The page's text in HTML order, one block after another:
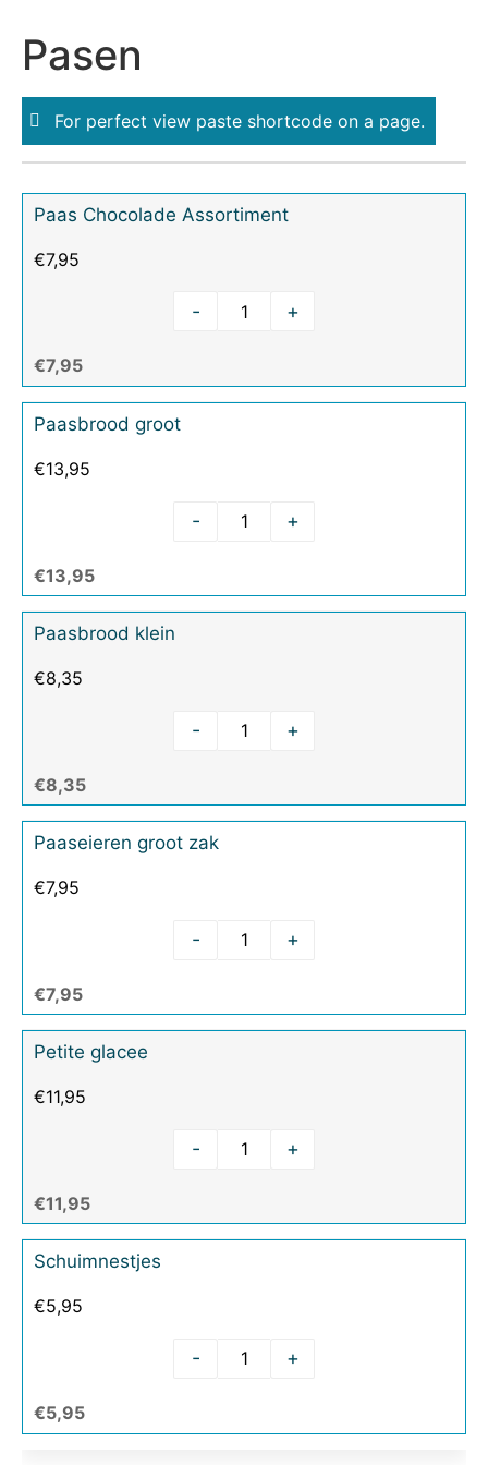
Pasen
For perfect view paste shortcode on a page.
Paas Chocolade Assortiment
€7,95
- +
€7,95
Paasbrood groot
€13,95
- +
€13,95
Paasbrood klein
€8,35
- +
€8,35
Paaseieren groot zak
€7,95
- +
€7,95
Petite glacee
€11,95
- +
€11,95
Schuimnestjes
€5,95
- +
€5,95